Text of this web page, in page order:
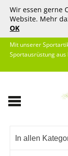
Wir essen gerne
Website. Mehr
OK
Mit unserer
Sportausrüstung
In allen